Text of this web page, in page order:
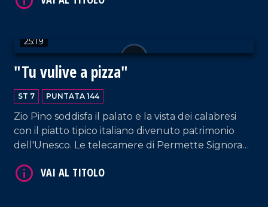
25:19
"Tu vulive a pizza"
ST 7 PUNTATA 144
Zio Pino soddisfa il palato e la vista dei calabresi
con il piatto tipico italiano divenuto patrimonio
dell'Unesco. Le telecamere di Permette Signora
VAI AL TITOLO